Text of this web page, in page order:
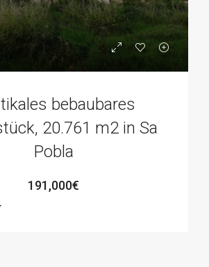
bebaubares
20.761 m2 in Sa
Pobla
191,000€